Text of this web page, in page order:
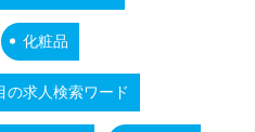
化粧品
の求人検索ワード